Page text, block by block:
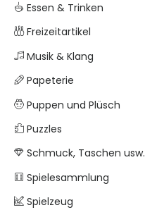
Essen & Trinken
Freizeitartikel
Musik & Klang
Papeterie
Puppen und Plüsch
Puzzles
Schmuck, Taschen usw.
Spielesammlung
Spielzeug